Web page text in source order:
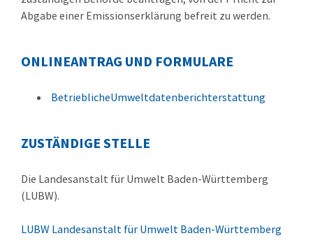
Abgabe einer Emissionserklärung befreit zu werden.
ONLINEANTRAG UND FORMULARE
BetrieblicheUmweltdatenberichterstattung
ZUSTÄNDIGE STELLE
Die Landesanstalt für Umwelt Baden-Württemberg
(LUBW).
LUBW Landesanstalt für Umwelt Baden-Württemberg